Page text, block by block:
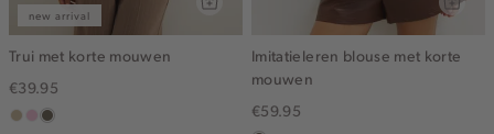
new arrival
Trui met korte mouwen
€39.95
lichtzand
lichtroze
lichtbruin
Imitatieleren blouse met korte
mouwen
€59.95